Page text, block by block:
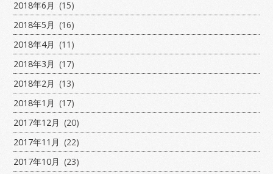
2018年6月 (15)
2018年5月 (16)
2018年4月 (11)
2018年3月 (17)
2018年2月 (13)
2018年1月 (17)
2017年12月 (20)
2017年11月 (22)
2017年10月 (23)